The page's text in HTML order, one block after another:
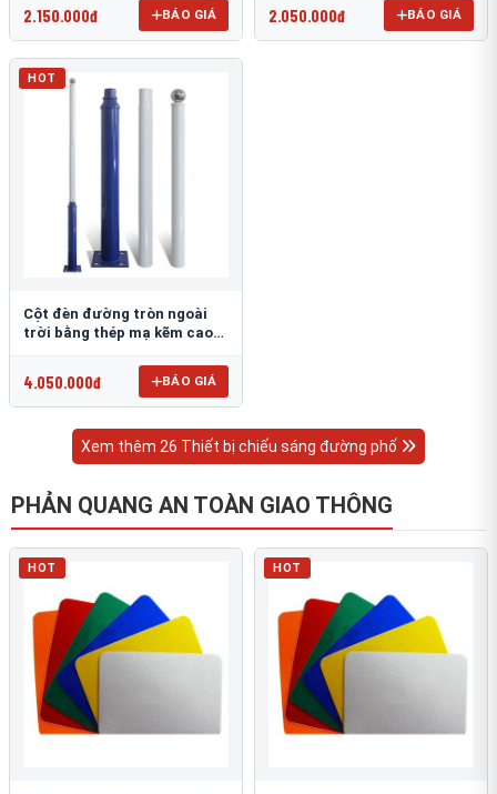
2.150.000đ BÁO GIÁ 2.050.000đ BÁO GIÁ
HOT
Cột đèn đường tròn ngoài
trời bằng thép mạ kẽm cao
4.050.000đ BÁO GIÁ
Xem thêm 26 Thiết bị chiếu sáng đường phố
PHẢN QUANG AN TOÀN GIAO THÔNG
HOT HOT